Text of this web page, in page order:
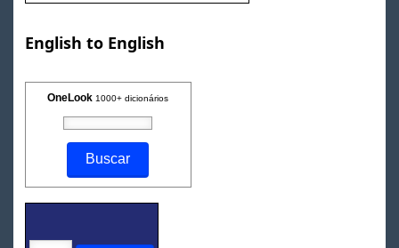
English to English
OneLook 1000+ dicionários